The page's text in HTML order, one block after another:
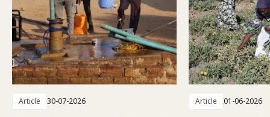
Article 30-07-2026 Article 01-06-2026